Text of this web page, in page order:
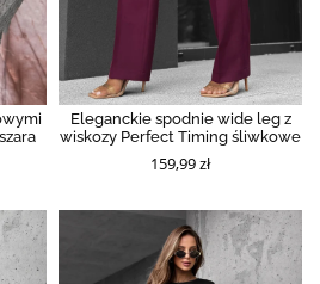
Eleganckie spodnie wide leg z
wiskozy Perfect Timing śliwkowe
159,99 zł